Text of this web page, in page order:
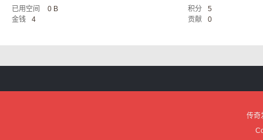
服已用空间
0 B 积分
5
金钱
4 贡献 0
传奇